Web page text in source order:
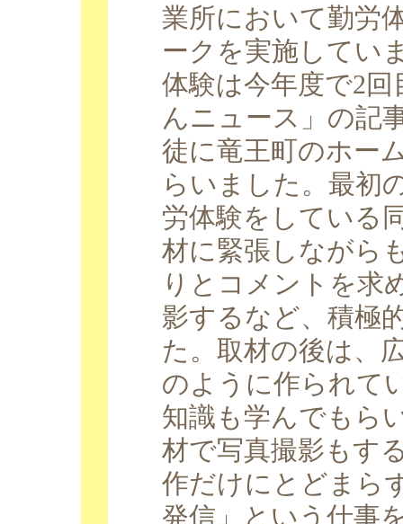
業所において勤労
ークを実施してい
体験は今年度で2
んニュース」の記
徒に竜王町のホー
らいました。最初
労体験をしている
材に緊張しながら
りとコメントを求
影するなど、積極
た。取材の後は、
のように作られて
知識も学んでもら
材で写真撮影もす
作だけにとどまら
発信」という仕事